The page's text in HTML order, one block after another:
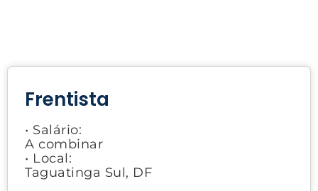
Frentista
• Salário:
A combinar
• Local:
Taguatinga Sul, DF